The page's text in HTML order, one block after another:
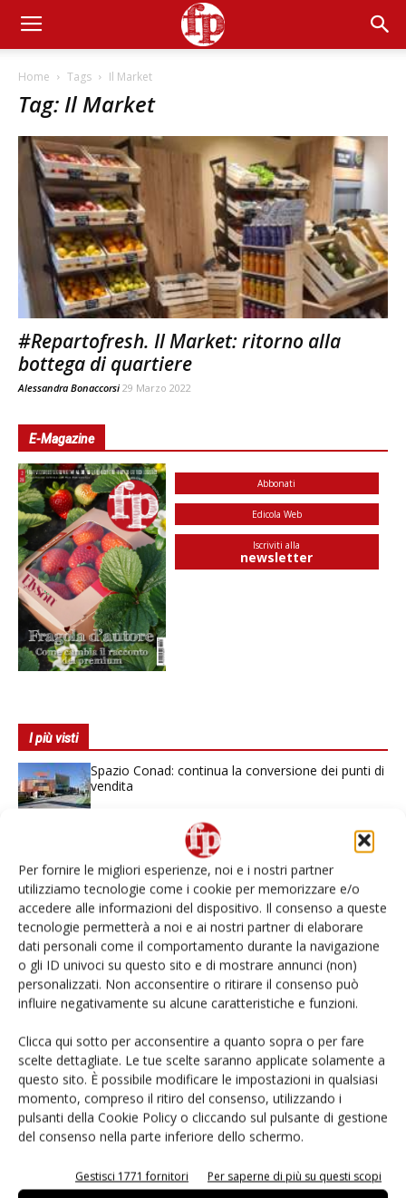
Per fornire le migliori esperienze, noi e i nostri partner
utilizziamo tecnologie come i cookie per memorizzare e/o
accedere alle informazioni del dispositivo. Il consenso a queste
tecnologie permetterà a noi e ai nostri partner di elaborare
dati personali come il comportamento durante la navigazione
o gli ID univoci su questo sito e di mostrare annunci (non)
personalizzati. Non acconsentire o ritirare il consenso può
influire negativamente su alcune caratteristiche e funzioni.
Clicca qui sotto per acconsentire a quanto sopra o per fare
scelte dettagliate. Le tue scelte saranno applicate solamente a
questo sito. È possibile modificare le impostazioni in qualsiasi
momento, compreso il ritiro del consenso, utilizzando i
pulsanti della Cookie Policy o cliccando sul pulsante di gestione
del consenso nella parte inferiore dello schermo.
Gestisci 1771 fornitori Per saperne di più su questi scopi
Home Tags Il Market
Tag: Il Market
#Repartofresh. Il Market: ritorno alla
bottega di quartiere
Alessandra Bonaccorsi 29 Marzo 2022
E-Magazine
Abbonati
Edicola Web
Iscriviti alla
newsletter
I più visti
Spazio Conad: continua la conversione dei punti di
vendita
Non è una susina: è Metis… e può rivoluzionare la
Andamento prezzi ortofrutta in Italia al 27 luglio
2026
Leonardo Odorizzi: “Dobbiamo creare stupore nel
punto di vendita” #vocidellortofrutta
Known-You Seed Europa e Consorzio Dolce
Passione puntano sull’innovazione del cocomero